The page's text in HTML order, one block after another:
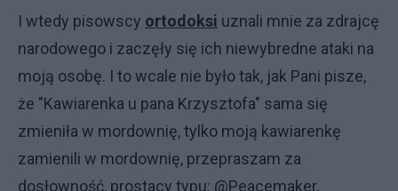
I wtedy pisowscy ortodoksi uznali mnie za zdrajcę
narodowego i zaczęły się ich niewybredne ataki na
moją osobę. I to wcale nie było tak, jak Pani pisze,
że "Kawiarenka u pana Krzysztofa" sama się
zmieniła w mordownię, tylko moją kawiarenkę
zamienili w mordownię, przepraszam za
dosłowność, prostacy typu: @Peacemaker,